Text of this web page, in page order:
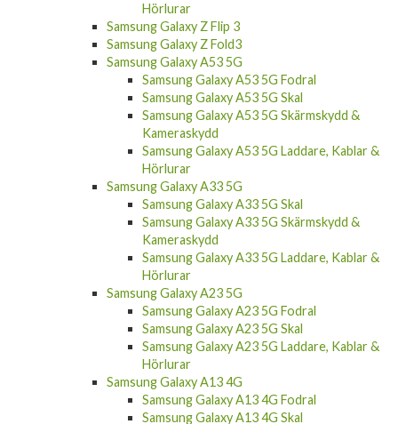
Samsung Galaxy Z Flip 3
Samsung Galaxy Z Fold3
Samsung Galaxy A53 5G
Samsung Galaxy A53 5G Fodral
Samsung Galaxy A53 5G Skal
Samsung Galaxy A53 5G Skärmskydd &
Kameraskydd
Samsung Galaxy A53 5G Laddare, Kablar &
Hörlurar
Samsung Galaxy A33 5G
Samsung Galaxy A33 5G Skal
Samsung Galaxy A33 5G Skärmskydd &
Kameraskydd
Samsung Galaxy A33 5G Laddare, Kablar &
Hörlurar
Samsung Galaxy A23 5G
Samsung Galaxy A23 5G Fodral
Samsung Galaxy A23 5G Skal
Samsung Galaxy A23 5G Laddare, Kablar &
Hörlurar
Samsung Galaxy A13 4G
Samsung Galaxy A13 4G Fodral
Samsung Galaxy A13 4G Skal
Samsung Galaxy A13 4G Laddare, Kablar &